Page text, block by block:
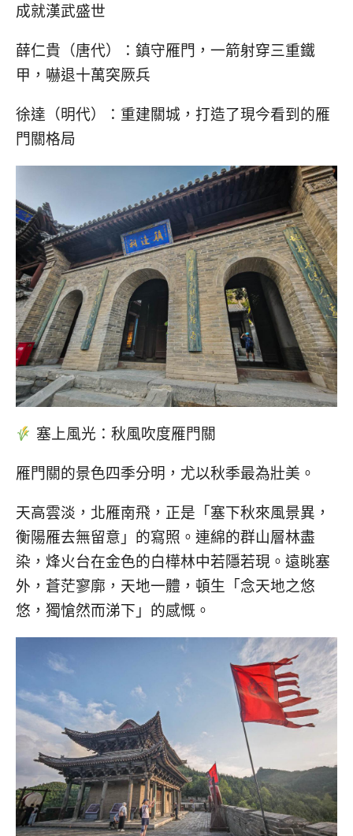
成就漢武盛世
薛仁貴（唐代）：鎮守雁門，一箭射穿三重鐵
甲，嚇退十萬突厥兵
徐達（明代）：重建關城，打造了現今看到的雁
門關格局
塞上風光：秋風吹度雁門關
雁門關的景色四季分明，尤以秋季最為壯美。
天高雲淡，北雁南飛，正是「塞下秋來風景異，
衡陽雁去無留意」的寫照。連綿的群山層林盡
染，烽火台在金色的白樺林中若隱若現。遠眺塞
外，蒼茫寥廓，天地一體，頓生「念天地之悠
悠，獨愴然而涕下」的感慨。